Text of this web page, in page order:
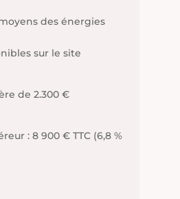
des énergies
sur le site
de 2.300 €
: 8 900 € TTC (6,8 %